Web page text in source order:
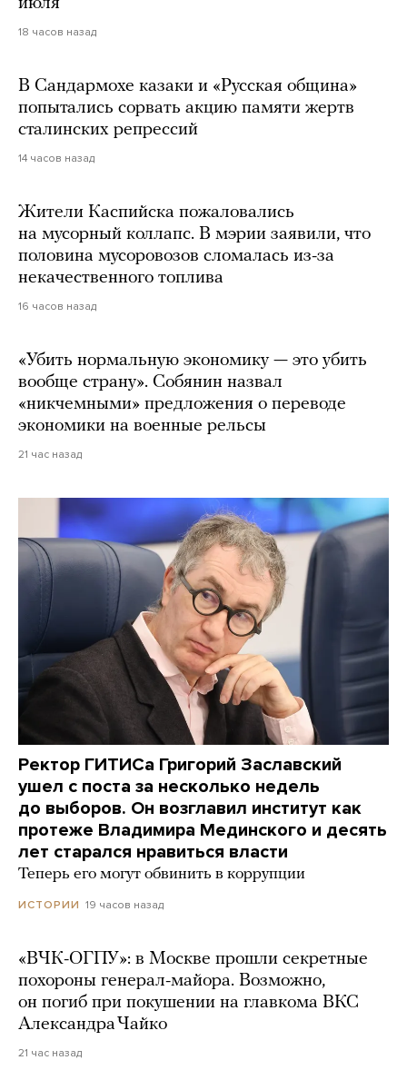
18 часов назад
В Сандармохе казаки и «Русская община»
попытались сорвать акцию памяти жертв
сталинских репрессий
14 часов назад
Жители Каспийска пожаловались
на мусорный коллапс. В мэрии заявили, что
половина мусоровозов сломалась из-за
некачественного топлива
16 часов назад
«Убить нормальную экономику — это убить
вообще страну». Собянин назвал
«никчемными» предложения о переводе
экономики на военные рельсы
21 час назад
Ректор ГИТИСа Григорий Заславский
ушел с поста за несколько недель
до выборов. Он возглавил институт как
протеже Владимира Мединского и десять
лет старался нравиться власти
Теперь его могут обвинить в коррупции
ИСТОРИИ 19 часов назад
«ВЧК-ОГПУ»: в Москве прошли секретные
похороны генерал-майора. Возможно,
он погиб при покушении на главкома ВКС
Александра Чайко
21 час назад